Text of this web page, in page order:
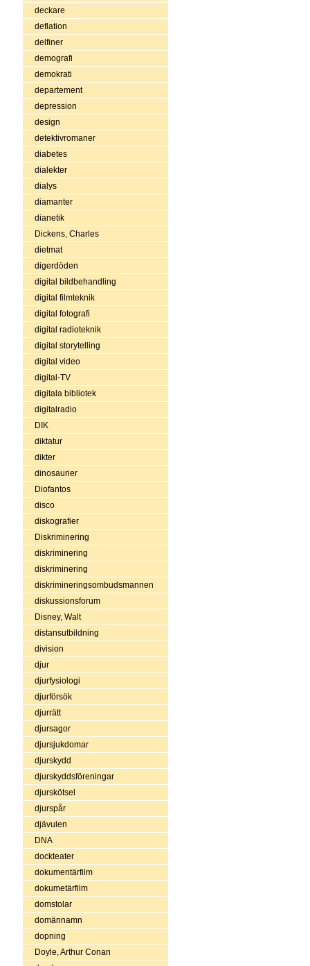
deckare
deflation
delfiner
demografi
demokrati
departement
depression
design
detektivromaner
diabetes
dialekter
dialys
diamanter
dianetik
Dickens, Charles
dietmat
digerdöden
digital bildbehandling
digital filmteknik
digital fotografi
digital radioteknik
digital storytelling
digital video
digital-TV
digitala bibliotek
digitalradio
DIK
diktatur
dikter
dinosaurier
Diofantos
disco
diskografier
Diskriminering
diskriminering
diskriminering
diskrimineringsombudsmannen
diskussionsforum
Disney, Walt
distansutbildning
division
djur
djurfysiologi
djurförsök
djurrätt
djursagor
djursjukdomar
djurskydd
djurskyddsföreningar
djurskötsel
djurspår
djävulen
DNA
dockteater
dokumentärfilm
dokumetärfilm
domstolar
domännamn
dopning
Doyle, Arthur Conan